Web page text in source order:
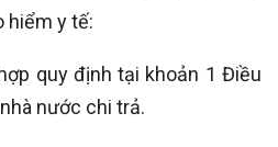
hiểm y tế:
quy định tại khoản 1 Điều
nước chi trả.